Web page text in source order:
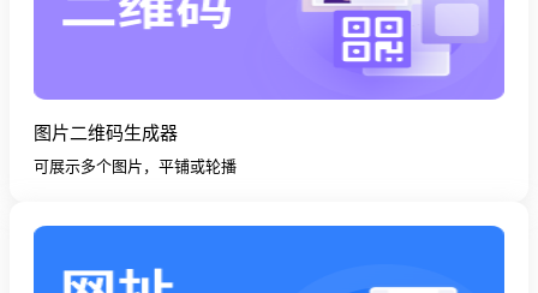
图片二维码生成器
可展示多个图片，平铺或轮播